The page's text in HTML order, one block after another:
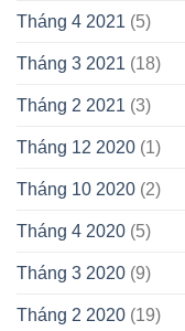
Tháng 4 2021 (5)
Tháng 3 2021 (18)
Tháng 2 2021 (3)
Tháng 12 2020 (1)
Tháng 10 2020 (2)
Tháng 4 2020 (5)
Tháng 3 2020 (9)
Tháng 2 2020 (19)